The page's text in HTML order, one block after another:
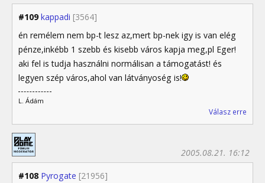
#109 kappadi [3564]
én remélem nem bp-t lesz az,mert bp-nek igy is van elég
pénze,inkébb 1 szebb és kisebb város kapja meg,pl Eger!
aki fel is tudja használni normálisan a támogatást! és
legyen szép város,ahol van látványoség is!
L. Ádám
Válasz erre
#108 Pyrogate [21956]
2005.08.21. 16:12